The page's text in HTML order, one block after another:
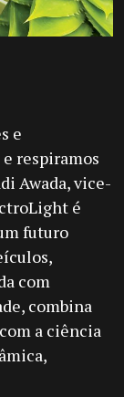
e
respiramos
Awada, vice-
é
futuro
com
combina
a ciência